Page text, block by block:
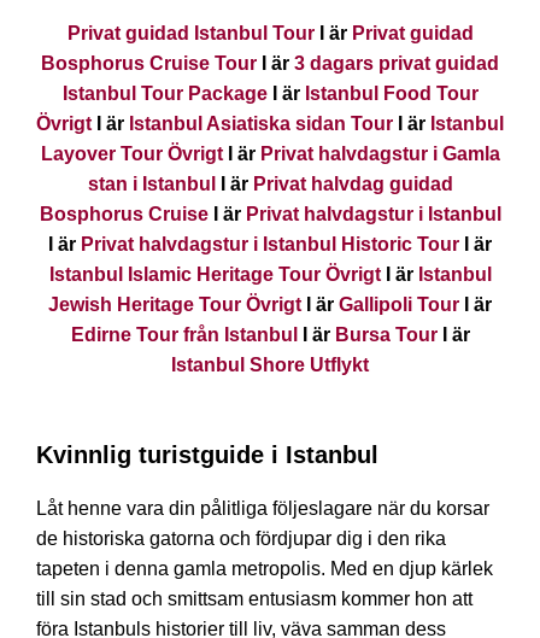
Privat guidad Istanbul TourI är Privat guidad
Bosphorus Cruise Tour I är 3 dagars privat guidad
Istanbul Tour PackageI är Istanbul Food Tour
Övrigt I är Istanbul Asiatiska sidan Tour I är Istanbul
Layover Tour ÖvrigtI är Privat halvdagstur i Gamla
stan i Istanbul
I är Privat halvdag guidad
Bosphorus CruiseI är Privat halvdagstur i Istanbul
I är Privat halvdagstur i Istanbul Historic Tour I är
Istanbul Islamic Heritage Tour ÖvrigtI är Istanbul
Jewish Heritage Tour Övrigt I är Gallipoli Tour I är
Edirne Tour från Istanbul
I är Bursa Tour
I är
Istanbul Shore Utflykt
Kvinnlig turistguide i Istanbul
Låt henne vara din pålitliga följeslagare när du korsar
de historiska gatorna och fördjupar dig i den rika
tapeten i denna gamla metropolis. Med en djup kärlek
till sin stad och smittsam entusiasm kommer hon att
föra Istanbuls historier till liv, väva samman dess